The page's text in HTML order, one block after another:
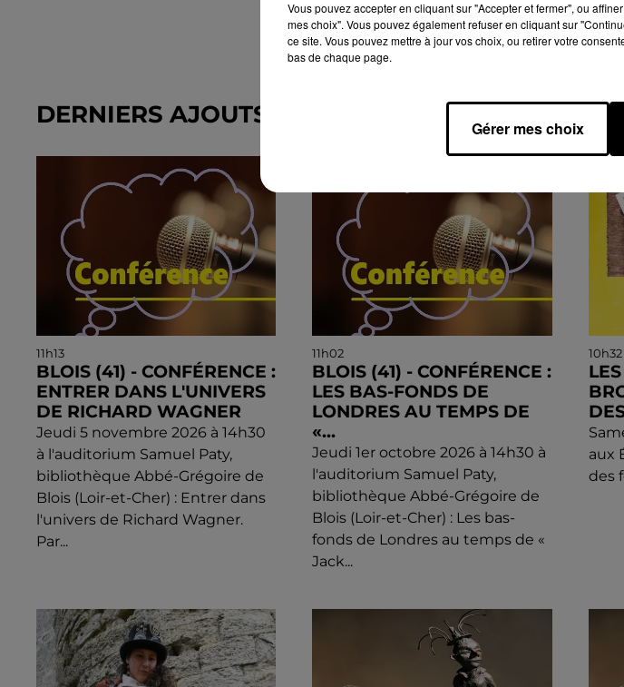
DERNIERS AJOUTS DANS L'AGENDA
11h13
BLOIS (41) - CONFÉRENCE :
ENTRER DANS L'UNIVERS
DE RICHARD WAGNER
Jeudi 5 novembre 2026 à 14h30
à l'auditorium Samuel Paty,
bibliothèque Abbé-Grégoire de
Blois (Loir-et-Cher) : Entrer dans
l'univers de Richard Wagner.
Par...
11h02
BLOIS (41) - CONFÉRENCE :
LES BAS-FONDS DE
LONDRES AU TEMPS DE
«...
Jeudi 1er octobre 2026 à 14h30 à
l'auditorium Samuel Paty,
bibliothèque Abbé-Grégoire de
Blois (Loir-et-Cher) : Les bas-
fonds de Londres au temps de «
Jack...
10h32
aux
des
Vous pouvez accepter en cliquant sur "Accepter et fermer", ou
mes choix". Vous pouvez également refuser en cliquant sur
ce site. Vous pouvez mettre à jour vos choix, ou retirer votre
bas de chaque page.
Gérer mes choix